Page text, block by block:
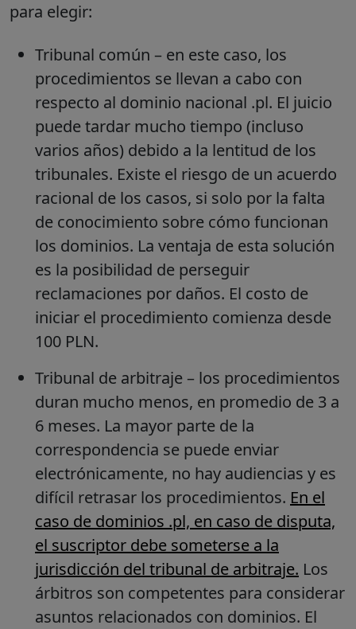
para elegir:
Tribunal común – en este caso, los
procedimientos se llevan a cabo con
respecto al dominio nacional .pl. El juicio
puede tardar mucho tiempo (incluso
varios años) debido a la lentitud de los
tribunales. Existe el riesgo de un acuerdo
racional de los casos, si solo por la falta
de conocimiento sobre cómo funcionan
los dominios. La ventaja de esta solución
es la posibilidad de perseguir
reclamaciones por daños. El costo de
iniciar el procedimiento comienza desde
100 PLN.
Tribunal de arbitraje – los procedimientos
duran mucho menos, en promedio de 3 a
6 meses. La mayor parte de la
correspondencia se puede enviar
electrónicamente, no hay audiencias y es
difícil retrasar los procedimientos. En el
caso de dominios .pl, en caso de disputa,
el suscriptor debe someterse a la
jurisdicción del tribunal de arbitraje. Los
árbitros son competentes para considerar
asuntos relacionados con dominios. El